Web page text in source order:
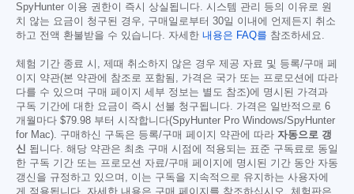
SpyHunter 이용 권한이 즉시 상실됩니다. 시스템 관리 등의 이유로 원
치 않는 요금이 청구된 경우, 구매일로부터 30일 이내에 언제든지 취소
하고 전액 환불받을 수 있습니다. 자세한 내용은 FAQ를 참조하세요.
체험 기간 종료 시, 제때 취소하지 않은 경우 제공 자료 및 등록/구매 페
이지 약관(본 약관에 참조로 포함됨, 가격은 국가 또는 프로모션에 따라
다를 수 있으며 구매 페이지 세부 정보는 별도 참조)에 명시된 가격과
구독 기간에 대한 요금이 즉시 선불 청구됩니다. 가격은 일반적으로 6
개월마다 $79.98 부터 시작합니다(SpyHunter Pro Windows/SpyHunter
for Mac). 구매하신 구독은 등록/구매 페이지 약관에 따라 자동으로 갱
신 됩니다. 해당 약관은 최초 구매 시점에 적용되는 표준 구독료로 동일
한 구독 기간 또는 프로모션 자료/구매 페이지에 명시된 기간 동안 자동
갱신을 규정하고 있으며, 이는 구독을 지속적으로 유지하는 사용자에
게 적용됩니다. 자세한 내용은 구매 페이지를 참조하십시오. 체험판은